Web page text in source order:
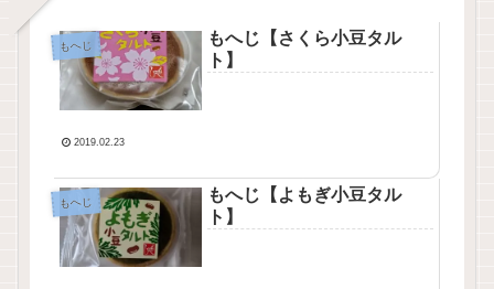
もへじ
もへじ【さくら小豆タル
ト】
2019.02.23
もへじ
もへじ【よもぎ小豆タル
ト】